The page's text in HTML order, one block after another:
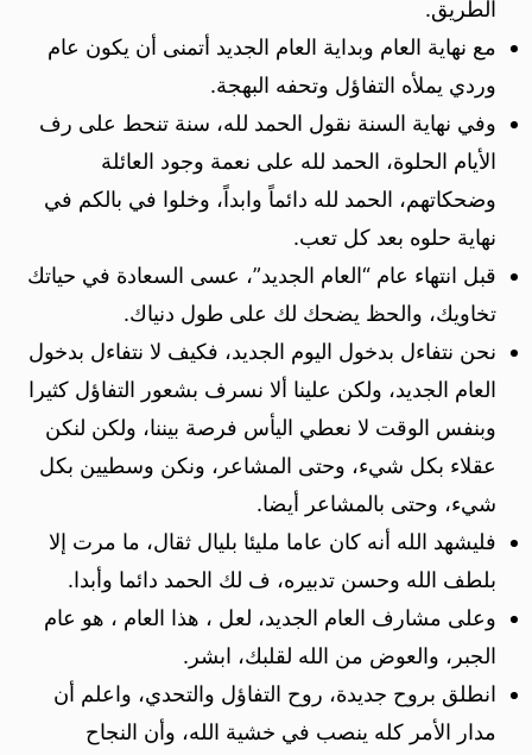
الطريق.
مع نهاية العام وبداية العام الجديد أتمنى أن يكون عام
وردي يملأه التفاؤل وتحفه البهجة.
وفي نهاية السنة نقول الحمد لله، سنة تنحط على رف
الأيام الحلوة، الحمد لله على نعمة وجود العائلة
وضحكاتهم، الحمد لله دائماً وابداً، وخلوا في بالكم في
نهاية حلوه بعد كل تعب.
قبل انتهاء عام “العام الجديد”، عسى السعادة في حياتك
تخاويك، والحظ يضحك لك على طول دنياك.
نحن نتفاءل بدخول اليوم الجديد، فكيف لا نتفاءل بدخول
العام الجديد، ولكن علينا ألا نسرف بشعور التفاؤل كثيرا
وبنفس الوقت لا نعطي اليأس فرصة بيننا، ولكن لنكن
عقلاء بكل شيء، وحتى المشاعر، ونكن وسطيين بكل
شيء، وحتى بالمشاعر أيضا.
فليشهد الله أنه كان عاما مليئا بليال ثقال، ما مرت إلا
بلطف الله وحسن تدبيره، ف لك الحمد دائما وأبدا.
وعلى مشارف العام الجديد، لعل ، هذا العام ، هو عام
الجبر، والعوض من الله لقلبك، ابشر.
انطلق بروح جديدة، روح التفاؤل والتحدي، واعلم أن
مدار الأمر كله ينصب في خشية الله، وأن النجاح